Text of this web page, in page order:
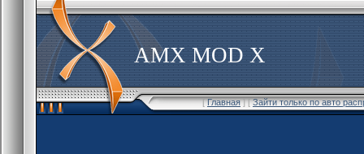
AMX MOD X
[Главная] [Зайти только по авто